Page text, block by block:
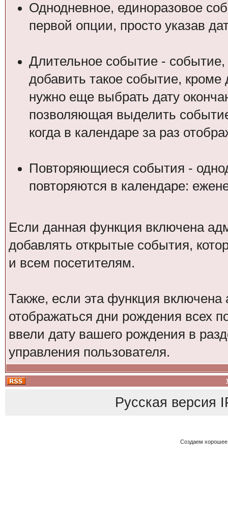
Однодневное, единоразовое
первой опции, просто указав
Длительное событие -
добавить такое событие,
нужно еще выбрать дату
позволяющая выделить
когда в календаре за раз
Повторяющиеся события -
повторяются в календаре:
Если данная функция включена
добавлять открытые события,
и всем посетителям.
Также, если эта функция
отображаться дни рождения всех
ввели дату вашего рождения в
управления пользователя.
Русская версия
Создаем